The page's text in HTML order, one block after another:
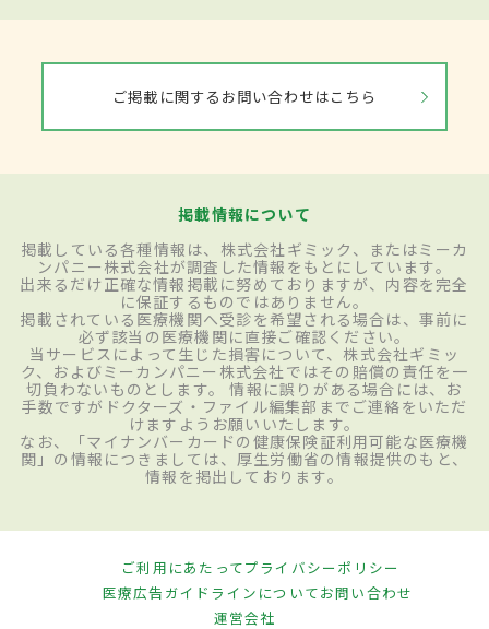
ご掲載に関するお問い合わせはこちら
掲載情報について
掲載している各種情報は、株式会社ギミック、またはミーカ
ンパニー株式会社が調査した情報をもとにしています。
出来るだけ正確な情報掲載に努めておりますが、内容を完全
に保証するものではありません。
掲載されている医療機関へ受診を希望される場合は、事前に
必ず該当の医療機関に直接ご確認ください。
当サービスによって生じた損害について、株式会社ギミッ
ク、およびミーカンパニー株式会社ではその賠償の責任を一
切負わないものとします。 情報に誤りがある場合には、お
手数ですがドクターズ・ファイル編集部までご連絡をいただ
けますようお願いいたします。
なお、「マイナンバーカードの健康保険証利用可能な医療機
関」の情報につきましては、厚生労働省の情報提供のもと、
情報を掲出しております。
ご利用にあたってプライバシーポリシー
医療広告ガイドラインについてお問い合わせ
運営会社